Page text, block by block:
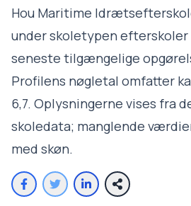
Hou Maritime
under skoletypen efterskoler
seneste tilgængelige
Profilens nøgletal omfatter
6,7. Oplysningerne vises fra
skoledata; manglende
med skøn.